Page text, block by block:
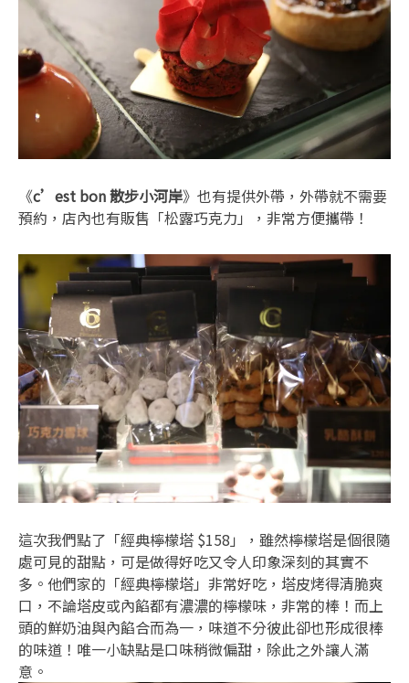
《c’est bon 散步小河岸》也有提供外帶，外帶就不需要
預約，店內也有販售「松露巧克力」，非常方便攜帶！
這次我們點了「經典檸檬塔 $158」，雖然檸檬塔是個很隨
處可見的甜點，可是做得好吃又令人印象深刻的其實不
多。他們家的「經典檸檬塔」非常好吃，塔皮烤得清脆爽
口，不論塔皮或內餡都有濃濃的檸檬味，非常的棒！而上
頭的鮮奶油與內餡合而為一，味道不分彼此卻也形成很棒
的味道！唯一小缺點是口味稍微偏甜，除此之外讓人滿
意。